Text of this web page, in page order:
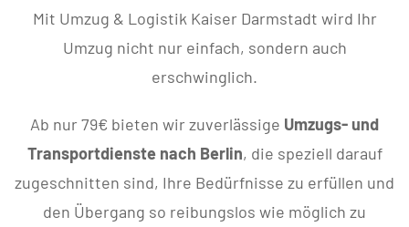
Mit Umzug & Logistik Kaiser Darmstadt wird Ihr
Umzug nicht nur einfach, sondern auch
erschwinglich.
Ab nur 79€ bieten wir zuverlässige Umzugs- und
Transportdienste nach Berlin, die speziell darauf
zugeschnitten sind, Ihre Bedürfnisse zu erfüllen und
den Übergang so reibungslos wie möglich zu